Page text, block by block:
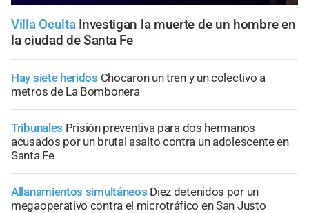
Villa Oculta Investigan la muerte de un hombre en
la ciudad de Santa Fe
Hay siete heridos Chocaron un tren y un colectivo a
metros de La Bombonera
Tribunales Prisión preventiva para dos hermanos
acusados por un brutal asalto contra un adolescente en
Santa Fe
Allanamientos simultáneos Diez detenidos por un
megaoperativo contra el microtráfico en San Justo